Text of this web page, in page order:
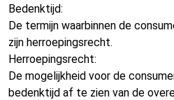
Bedenktijd:
De termijn waarbinnen de
zijn herroepingsrecht.
Herroepingsrecht:
De mogelijkheid voor de
bedenktijd af te zien van de